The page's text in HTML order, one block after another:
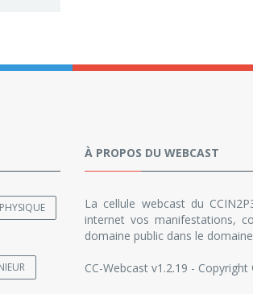
PHYSIQUE
À PROPOS DU WEBCAST
La cellule webcast du
internet vos manifestations,
domaine public dans le
CC-Webcast v1.2.19 -